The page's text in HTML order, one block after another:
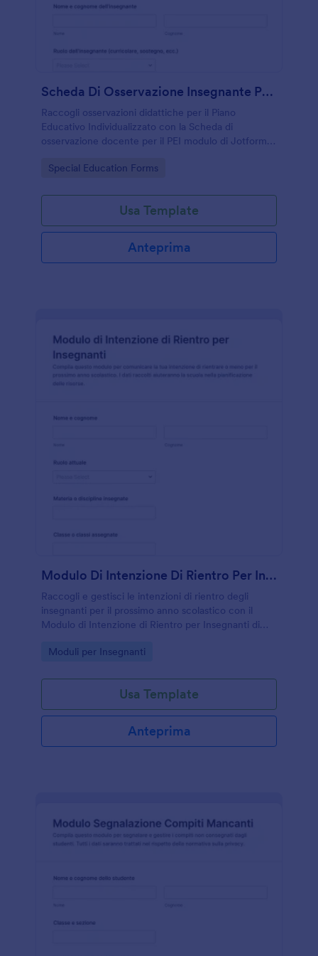
Scheda Di Osservazione Insegnante Per Piano Educativo Individualizzato
Raccogli osservazioni didattiche per il Piano
Educativo Individualizzato con la Scheda di
osservazione docente per il PEI modulo di Jotform,
organizzare la raccolta dati in modo coerente.
Go to Category:
Special Education Forms
Usa Template
Anteprima
Modulo Di Intenzione Di Rientro Per Insegnanti
Raccogli e gestisci le intenzioni di rientro degli
insegnanti per il prossimo anno scolastico con il
Modulo di Intenzione di Rientro per Insegnanti di
pianificano ruoli e assegnazioni.
Go to Category:
Moduli per Insegnanti
Usa Template
Anteprima